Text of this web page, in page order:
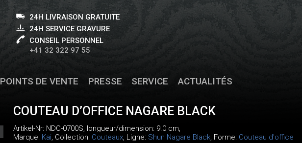
24H LIVRAISON GRATUITE
24H SERVICE GRAVURE
CONSEIL PERSONNEL
+41 32 322 97 55
POINTS DE VENTE PRESSE SERVICE ACTUALITÉS
COUTEAU D’OFFICE NAGARE BLACK
Artikel-Nr: NDC-0700S, longueur/dimension: 9.0 cm,
Marque: Kai, Collection: Couteaux, Ligne: Shun Nagare Black, Forme: Couteau d'office